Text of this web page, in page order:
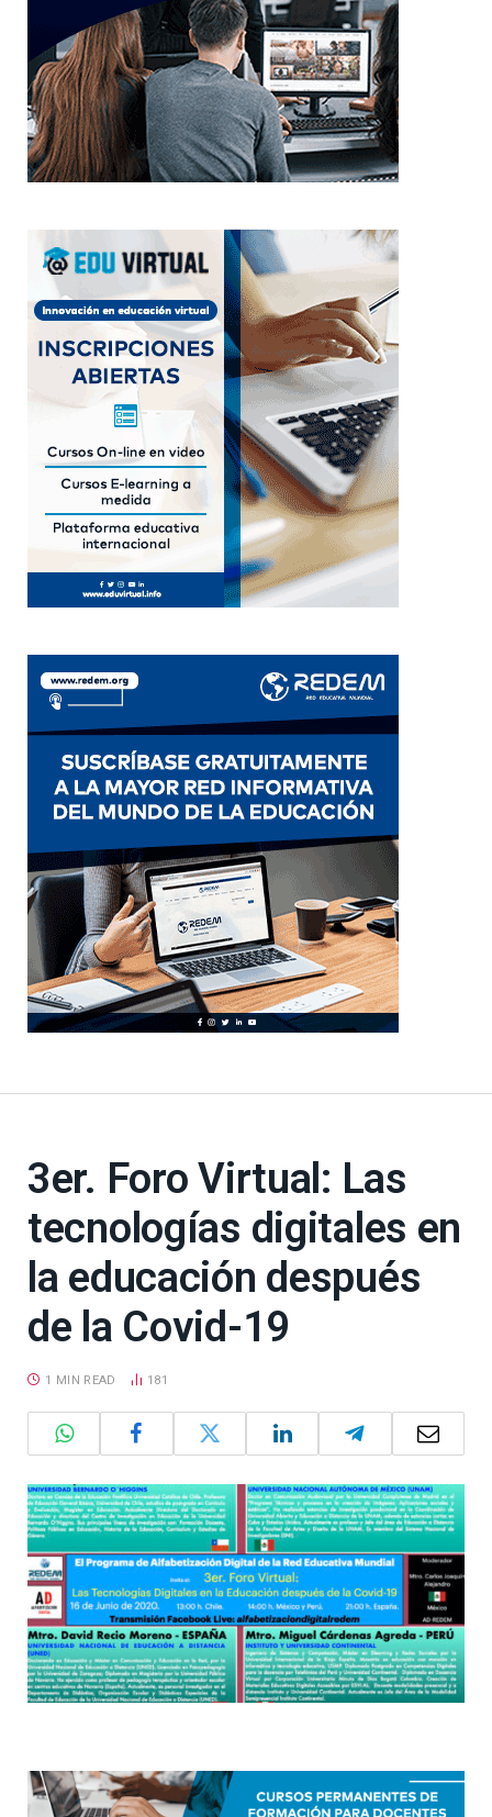
3er. Foro Virtual: Las
tecnologías digitales en
la educación después
de la Covid-19
1 MIN READ 181